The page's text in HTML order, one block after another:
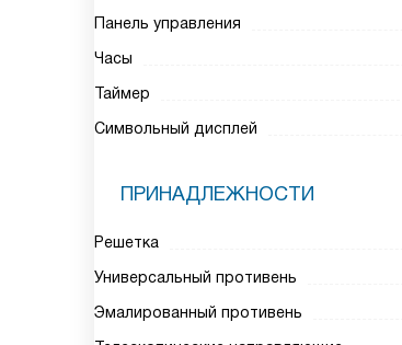
Панель управления
Часы
Таймер
Символьный дисплей
ПРИНАДЛЕЖНОСТИ
Решетка
Универсальный противень
Эмалированный противень